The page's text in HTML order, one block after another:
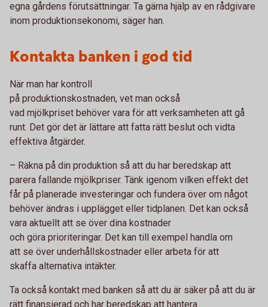
egna gårdens förutsättningar. Ta gärna hjälp av en rådgivare
inom produktionsekonomi, säger han.
Kontakta banken i god tid
När man har kontroll
på produktionskostnaden, vet man också
vad mjölkpriset behöver vara för att verksamheten att gå
runt. Det gör det är lättare att fatta rätt beslut och vidta
effektiva åtgärder.
– Räkna på din produktion så att du har beredskap att
parera fallande mjölkpriser. Tänk igenom vilken effekt det
får på planerade investeringar och fundera över om något
behöver ändras i upplägget eller tidplanen. Det kan också
vara aktuellt att se över dina kostnader
och göra prioriteringar. Det kan till exempel handla om
att se över underhållskostnader eller arbeta för att
skaffa alternativa intäkter.
Ta också kontakt med banken så att du är säker på att du är
rätt finansierad och har beredskap att hantera